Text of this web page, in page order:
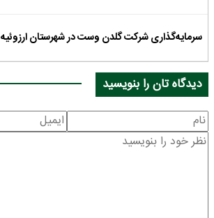
سرمایه‌گذاری شرکت گلدن وست در شهرستان ارزوئیه
دیدگاه تان را بنویسید